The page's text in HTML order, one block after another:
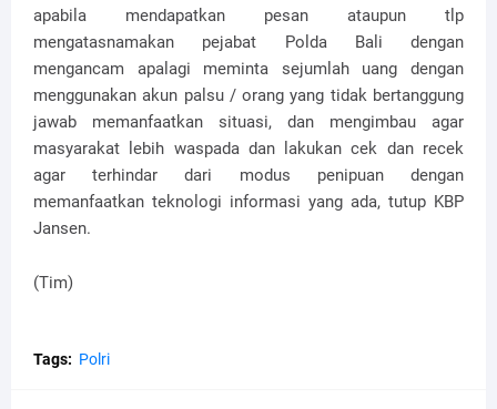
apabila mendapatkan pesan ataupun tlp
mengatasnamakan pejabat Polda Bali dengan
mengancam apalagi meminta sejumlah uang dengan
menggunakan akun palsu / orang yang tidak bertanggung
jawab memanfaatkan situasi, dan mengimbau agar
masyarakat lebih waspada dan lakukan cek dan recek
agar terhindar dari modus penipuan dengan
memanfaatkan teknologi informasi yang ada, tutup KBP
Jansen.
(Tim)
Tags: Polri